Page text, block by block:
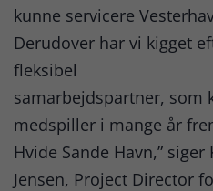
kunne servicere
Derudover har vi kigget
fleksibel
samarbejdspartner, som
medspiller i mange år
Hvide Sande Havn,”
Jensen, Project Director